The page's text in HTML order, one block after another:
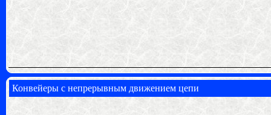
Конвейеры с непрерывным движением цепи